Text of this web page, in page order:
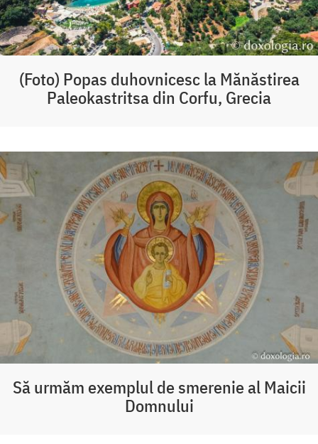
(Foto) Popas duhovnicesc la Mănăstirea
Paleokastritsa din Corfu, Grecia
Să urmăm exemplul de smerenie al Maicii
Domnului